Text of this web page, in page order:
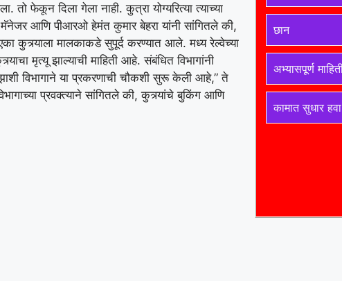
तो फेकून दिला गेला नाही. कुत्रा योग्यरित्या त्याच्या
मॅनेजर आणि पीआरओ हेमंत कुमार बेहरा यांनी सांगितले की,
कुत्र्याला मालकाकडे सुपूर्द करण्यात आले. मध्य रेल्वेच्या
मृत्यू झाल्याची माहिती आहे. संबंधित विभागांनी
विभागाने या प्रकरणाची चौकशी सुरू केली आहे,” ते
प्रवक्त्याने सांगितले की, कुत्र्यांचे बुकिंग आणि
छान
अभ्यासपूर्ण
कामात सुधार हवा